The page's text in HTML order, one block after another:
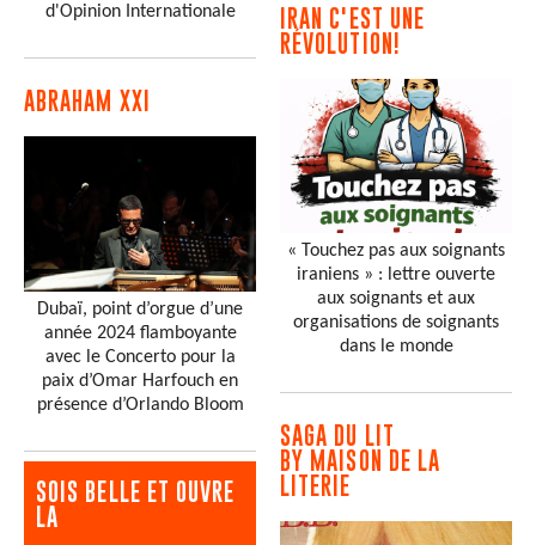
d'Opinion Internationale
ABRAHAM XXI
Dubaï, point d’orgue d’une
année 2024 flamboyante
avec le Concerto pour la
paix d’Omar Harfouch en
présence d’Orlando Bloom
SOIS BELLE ET OUVRE
LA
IRAN C'EST UNE
RÉVOLUTION!
« Touchez pas aux soignants
iraniens » : lettre ouverte
aux soignants et aux
organisations de soignants
dans le monde
SAGA DU LIT
BY MAISON DE LA
LITERIE